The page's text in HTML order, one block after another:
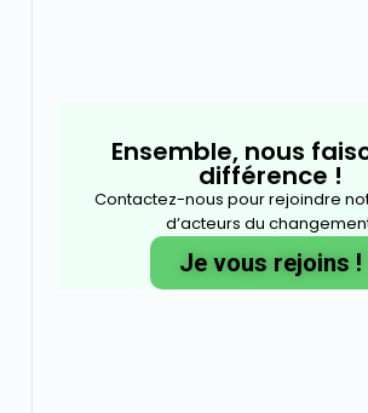
Ensemble, nous
différence !
Contactez-nous pour rejoindre
d’acteurs du
Je vous rejoins !